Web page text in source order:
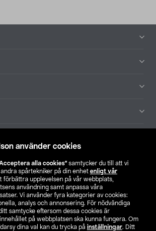
använder cookies
alla cookies” samtycker du till att vi
spårtekniker på din enhet enligt vår
förbättra upplevelsen på vår webbplats,
användning samt anpassa våra
Vi använder fyra kategorier av cookies:
analys och annonsering. För nödvändiga
samtycke eftersom dessa cookies är
på webbplatsen ska kunna fungera. Om
dina val kan du trycka på inställningar. Ditt
Hitta butik
SE NO FI